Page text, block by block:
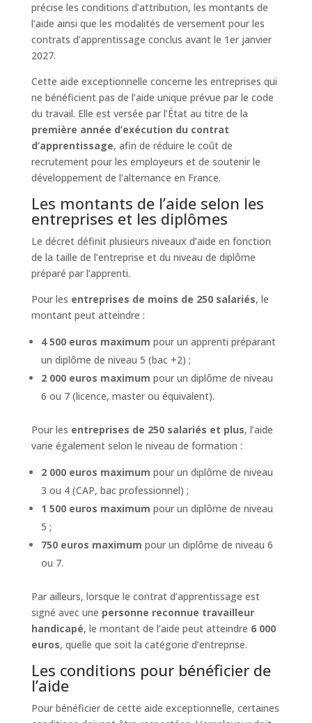
précise les conditions d’attribution, les montants de
l’aide ainsi que les modalités de versement pour les
contrats d’apprentissage conclus avant le 1er janvier
2027.
Cette aide exceptionnelle concerne les entreprises qui
ne bénéficient pas de l’aide unique prévue par le code
du travail. Elle est versée par l’État au titre de la
première année d’exécution du contrat
d’apprentissage, afin de réduire le coût de
recrutement pour les employeurs et de soutenir le
développement de l’alternance en France.
Les montants de l’aide selon les
entreprises et les diplômes
Le décret définit plusieurs niveaux d’aide en fonction
de la taille de l’entreprise et du niveau de diplôme
préparé par l’apprenti.
Pour les entreprises de moins de 250 salariés, le
montant peut atteindre :
4 500 euros maximum pour un apprenti préparant
un diplôme de niveau 5 (bac +2) ;
2 000 euros maximum pour un diplôme de niveau
6 ou 7 (licence, master ou équivalent).
Pour les entreprises de 250 salariés et plus, l’aide
varie également selon le niveau de formation :
2 000 euros maximum pour un diplôme de niveau
3 ou 4 (CAP, bac professionnel) ;
1 500 euros maximum pour un diplôme de niveau
5 ;
750 euros maximum pour un diplôme de niveau 6
ou 7.
Par ailleurs, lorsque le contrat d’apprentissage est
signé avec une personne reconnue travailleur
handicapé, le montant de l’aide peut atteindre 6 000
euros, quelle que soit la catégorie d’entreprise.
Les conditions pour bénéficier de
l’aide
Pour bénéficier de cette aide exceptionnelle, certaines